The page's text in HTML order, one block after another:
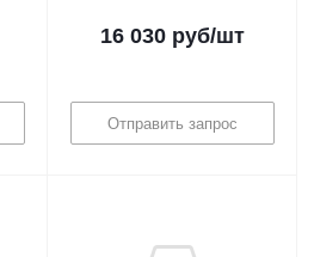
16 030 руб/шт
Отправить запрос